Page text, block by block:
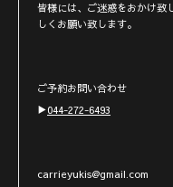
皆様には、ご迷惑をおかけ致
しくお願い致します。
ご予約お問い合わせ
▶︎044-272-6493
carrieyukis@gmail.com